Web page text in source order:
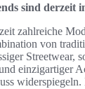
sind derzeit
zahlreiche
von
Streetwear,
einzigartiger